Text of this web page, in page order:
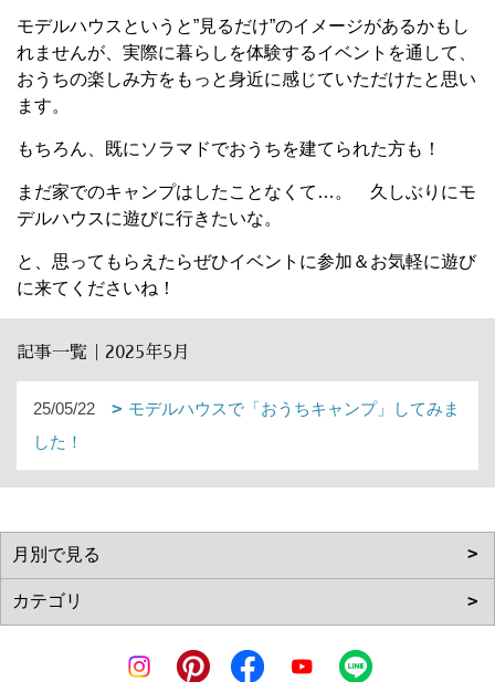
モデルハウスというと”見るだけ”のイメージがあるかもし
れませんが、実際に暮らしを体験するイベントを通して、
おうちの楽しみ方をもっと身近に感じていただけたと思い
ます。
もちろん、既にソラマドでおうちを建てられた方も！
まだ家でのキャンプはしたことなくて…。 久しぶりにモ
デルハウスに遊びに行きたいな。
と、思ってもらえたらぜひイベントに参加＆お気軽に遊び
に来てくださいね！
記事一覧｜2025年5月
25/05/22
モデルハウスで「おうちキャンプ」してみま
した！